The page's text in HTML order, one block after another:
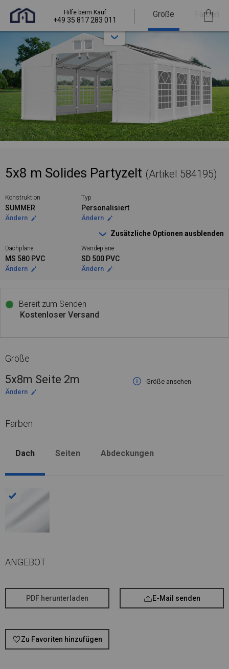
Hilfe beim Kauf
+49 35 817 283 011
Größe Farben
5x8 m Solides Partyzelt (Artikel 584195)
Konstruktion
SUMMER
Ändern
Typ
Personalisiert
Ändern
Zusätzliche Optionen ausblenden
Dachplane
MS 580 PVC
Ändern
Wändeplane
SD 500 PVC
Ändern
Bereit zum Senden
Kostenloser Versand
Größe
5x8m Seite 2m
Größe ansehen
Ändern
Farben
Dach Seiten Abdeckungen
ANGEBOT
PDF herunterladen E-Mail senden
Zu Favoriten hinzufügen